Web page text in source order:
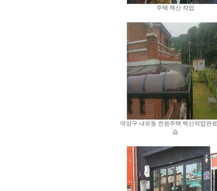
주택 렉산 작업
덕양구 내유동 전원주택 렉산작업완
습